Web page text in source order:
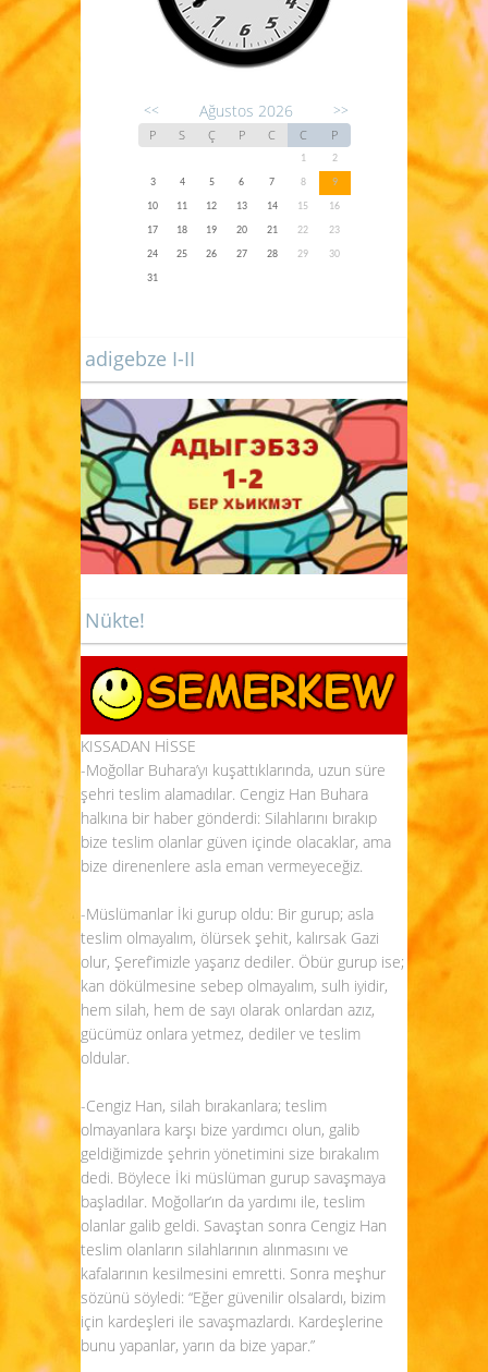
<< Ağustos 2026 >>
P S Ç P C C P
1
2
3
4 5 6 7 8
9
10
11 12 13 14 15
16
17
18 19 20 21 22
23
24
25 26 27 28 29
30
31
adigebze I-II
Nükte!
KISSADAN HİSSE
-Moğollar Buhara’yı kuşattıklarında, uzun süre
şehri teslim alamadılar. Cengiz Han Buhara
halkına bir haber gönderdi: Silahlarını bırakıp
bize teslim olanlar güven içinde olacaklar, ama
bize direnenlere asla eman vermeyeceğiz.
-Müslümanlar İki gurup oldu: Bir gurup; asla
teslim olmayalım, ölürsek şehit, kalırsak Gazi
olur, Şeref’imizle yaşarız dediler. Öbür gurup ise;
kan dökülmesine sebep olmayalım, sulh iyidir,
hem silah, hem de sayı olarak onlardan azız,
gücümüz onlara yetmez, dediler ve teslim
oldular.
-Cengiz Han, silah bırakanlara; teslim
olmayanlara karşı bize yardımcı olun, galib
geldiğimizde şehrin yönetimini size bırakalım
dedi. Böylece İki müslüman gurup savaşmaya
başladılar. Moğollar’ın da yardımı ile, teslim
olanlar galib geldi. Savaştan sonra Cengiz Han
teslim olanların silahlarının alınmasını ve
kafalarının kesilmesini emretti. Sonra meşhur
sözünü söyledi: “Eğer güvenilir olsalardı, bizim
için kardeşleri ile savaşmazlardı. Kardeşlerine
bunu yapanlar, yarın da bize yapar.”